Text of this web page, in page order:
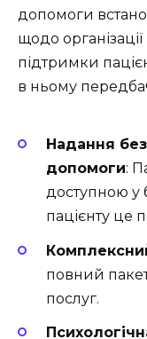
допомоги
щодо
підтримки
в ньому
Надання
допомоги:
доступною у
пацієнту це
повний
послуг.